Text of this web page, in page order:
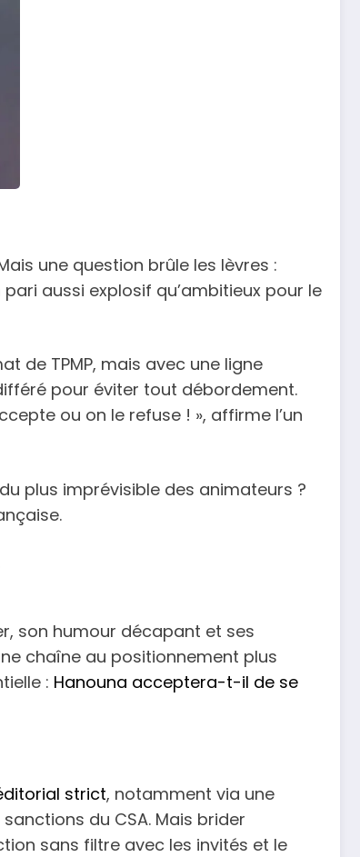
une question brûle les lèvres :
aussi explosif qu’ambitieux pour le
de TPMP, mais avec une ligne
pour éviter tout débordement.
ou on le refuse ! », affirme l’un
plus imprévisible des animateurs ?
son humour décapant et ses
chaîne au positionnement plus
: Hanouna acceptera-t-il de se
strict, notamment via une
du CSA. Mais brider
sans filtre avec les invités et le